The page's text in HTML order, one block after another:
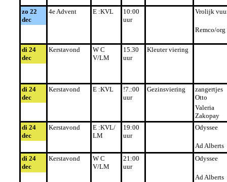
zo 22
dec
4e Advent E :KVL
10:00
uur
Vrolijk
Remco/org
di 24
dec
Kerstavond
W C
V/LM
15.30
uur
Kleuter viering
di 24
dec
Kerstavond E :KVL
!7.:00
uur
Gezinsviering
zangertjes
Otto
Valeria
Zakopay
di 24
dec
Kerstavond
E :KVL/
LM
19:00
uur
Odyssee
Ad Alberts
di 24
dec
Kerstavond
W C
V/LM
21:00
uur
Odyssee
Ad Alberts